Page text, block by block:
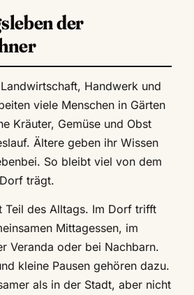
der
Handwerk und
viele Menschen in Gärten
Kräuter, Gemüse und Obst
Ältere geben ihr Wissen
So bleibt viel von dem
trägt.
Teil des Alltags. Im Dorf trifft
Mittagessen, im
Veranda oder bei Nachbarn.
kleine Pausen gehören dazu.
als in der Stadt, aber nicht